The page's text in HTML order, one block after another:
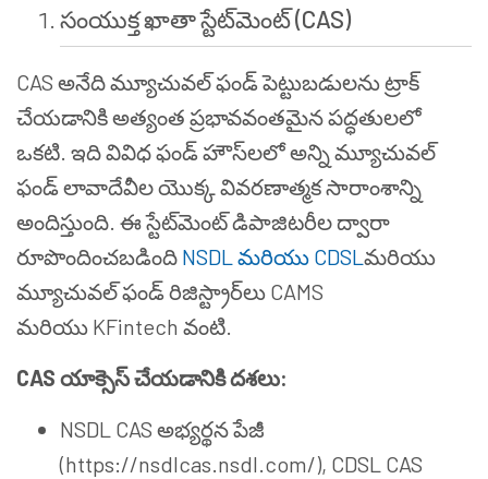
సంయుక్త ఖాతా స్టేట్‌మెంట్ (CAS)
CAS అనేది మ్యూచువల్ ఫండ్ పెట్టుబడులను ట్రాక్
చేయడానికి అత్యంత ప్రభావవంతమైన పద్ధతులలో
ఒకటి. ఇది వివిధ ఫండ్ హౌస్‌లలో అన్ని మ్యూచువల్
ఫండ్ లావాదేవీల యొక్క వివరణాత్మక సారాంశాన్ని
అందిస్తుంది. ఈ స్టేట్‌మెంట్ డిపాజిటరీల ద్వారా
రూపొందించబడింది NSDL మరియు CDSLమరియు
మ్యూచువల్ ఫండ్ రిజిస్ట్రార్‌లు CAMS
మరియు KFintech వంటి.
CAS యాక్సెస్ చేయడానికి దశలు:
NSDL CAS అభ్యర్థన పేజీ
(https://nsdlcas.nsdl.com/), CDSL CAS